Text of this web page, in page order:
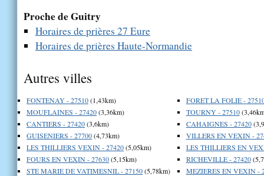
Proche de Guitry
Horaires de prières 27 Eure
Horaires de prières Haute-Normandie
Autres villes
FONTENAY - 27510(1,43km)
MOUFLAINES - 27420(3,36km)
CANTIERS - 27420(3,6km)
GUISENIERS - 27700(4,73km)
LES THILLIERS VEXIN - 27420(5,05km)
FOURS EN VEXIN - 27630(5,15km)
STE MARIE DE VATIMESNIL - 27150(5,78km)
FORET LA FOLIE -
TOURNY - 27510
CAHAIGNES - 27420
VILLERS EN VEXIN -
LES THILLIERS EN
RICHEVILLE - 27420
MEZIERES EN VEXIN -